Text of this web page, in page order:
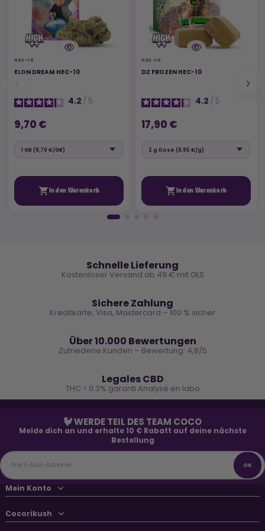
HEC-10
ELON DREAM HEC-10
4.2 / 5
9,70 €
 In den Warenkorb
HEC-10
DZ FROZEN HEC-10
4.2 / 5
17,90 €
 In den Warenkorb
Schnelle Lieferung
Kostenloser Versand ab 49 € mit GLS
Sichere Zahlung
Kreditkarte, Visa, Mastercard – 100 % sicher
Über 10.000 Bewertungen
Zufriedene Kunden – Bewertung: 4,8/5
Legales CBD
THC < 0.3% garanti Analysé en labo
🐓 WERDE TEIL DES TEAM COCO
Melde dich an und erhalte 10 € Rabatt auf deine nächste
Bestellung
Mein Konto
Cocorikush